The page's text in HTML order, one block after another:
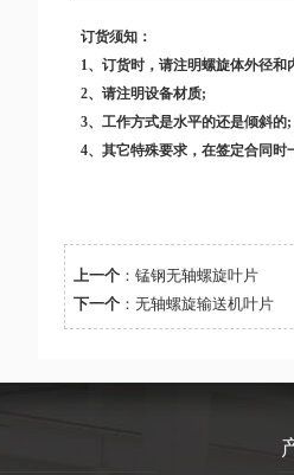
订货须知：
1、订货时，请注明螺旋体外径和
2、请注明设备材质;
3、工作方式是水平的还是倾斜的;
4、其它特殊要求，在签定合同时
上一个 ： 锰钢无轴螺旋叶片
下一个 ： 无轴螺旋输送机叶片